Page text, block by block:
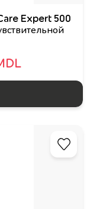
Expert 500